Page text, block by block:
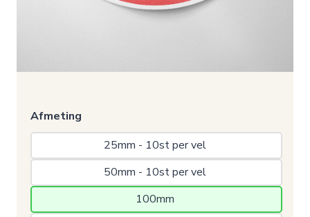
Afmeting
25mm - 10st per vel
50mm - 10st per vel
100mm